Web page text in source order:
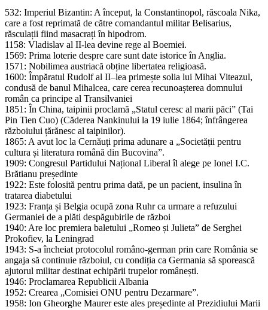
532: Imperiul Bizantin: A început, la Constantinopol, răscoala Nika,
care a fost reprimată de către comandantul militar Belisarius,
răsculații fiind masacrați în hipodrom.
1158: Vladislav al II-lea devine rege al Boemiei.
1569: Prima loterie despre care sunt date istorice în Anglia.
1571: Nobilimea austriacă obține libertatea religioasă.
1600: Împăratul Rudolf al II–lea primește solia lui Mihai Viteazul,
condusă de banul Mihalcea, care cerea recunoașterea domnului
român ca principe al Transilvaniei
1851: În China, taipinii proclamă „Statul ceresc al marii păci” (Tai
Pin Tien Cuo) (Căderea Nankinului la 19 iulie 1864; înfrângerea
războiului țărănesc al taipinilor).
1865: A avut loc la Cernăuți prima adunare a „Societății pentru
cultura și literatura română din Bucovina”.
1909: Congresul Partidului Național Liberal îl alege pe Ionel I.C.
Brătianu președinte
1922: Este folosită pentru prima dată, pe un pacient, insulina în
tratarea diabetului
1923: Franța și Belgia ocupă zona Ruhr ca urmare a refuzului
Germaniei de a plăti despăgubirile de război
1940: Are loc premiera baletului „Romeo și Julieta” de Serghei
Prokofiev, la Leningrad
1943: S-a încheiat protocolul româno-german prin care România se
angaja să continuie războiul, cu condiția ca Germania să sporească
ajutorul militar destinat echipării trupelor românești.
1946: Proclamarea Republicii Albania
1952: Crearea „Comisiei ONU pentru Dezarmare”.
1958: Ion Gheorghe Maurer este ales președinte al Prezidiului Marii